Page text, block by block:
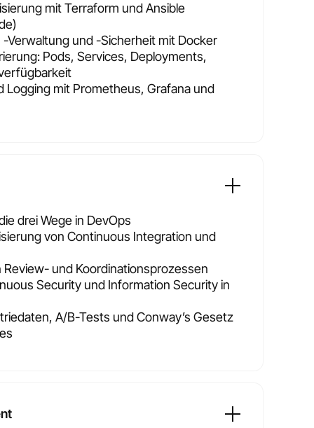
mit Terraform und Ansible
Verwaltung und -Sicherheit mit Docker
Pods, Services, Deployments,
Logging mit Prometheus, Grafana und
drei Wege in DevOps
von Continuous Integration und
und Koordinationsprozessen
Security und Information Security in
A/B-Tests und Conway’s Gesetz